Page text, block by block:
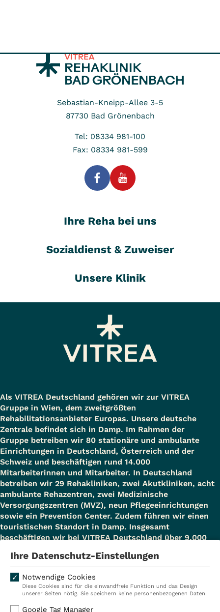
Sebastian-Kneipp-Allee 3-5
87730 Bad Grönenbach
Tel: 08334 981-100
Fax: 08334 981-599
Ihre Reha bei uns
Sozialdienst & Zuweiser
Unsere Klinik
Als VITREA Deutschland gehören wir zur VITREA
Gruppe in Wien, dem zweitgrößten
Rehabilitationsanbieter Europas. Unsere deutsche
Zentrale befindet sich in Damp. Im Rahmen der
Gruppe betreiben wir 80 stationäre und ambulante
Einrichtungen in Deutschland, Österreich und der
Schweiz und beschäftigen rund 14.000
Mitarbeiterinnen und Mitarbeiter. In Deutschland
betreiben wir 29 Rehakliniken, zwei Akutkliniken, acht
ambulante Rehazentren, zwei Medizinische
Versorgungszentren (MVZ), neun Pflegeeinrichtungen
sowie ein Prevention Center. Zudem führen wir einen
touristischen Standort in Damp. Insgesamt
beschäftigen wir bei VITREA Deutschland über 9.000
Kliniken
Ambulant
Reha
Ihre Datenschutz-Einstellungen
Notwendige Cookies
Diese Cookies sind für die einwandfreie Funktion und das Design
unserer Seiten nötig. Sie speichern keine personenbezogenen Daten.
Google Tag Manager